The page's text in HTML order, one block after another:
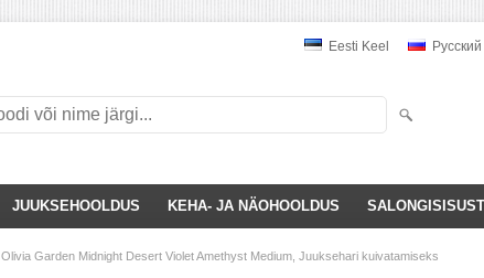
Eesti Keel Pусский
JUUKSEHOOLDUS KEHA- JA NÄOHOOLDUS
Olivia Garden Midnight Desert Violet Amethyst Medium, Juuksehari kuivatamiseks